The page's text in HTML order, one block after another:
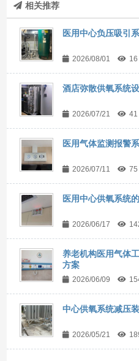
相关推荐
医用中心负压吸引
2026/08/01 16
酒店弥散供氧系统
2026/07/21 41
医用气体监测报警
2026/07/11 75
医用中心供氧系统
2026/06/17
养老机构医用气体
方案
2026/06/09
中心供氧系统减压
2026/05/21